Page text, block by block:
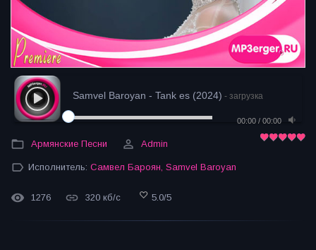
Samvel Baroyan - Tank es (2024) - загрузка
00:00 / 00:00
Армянские Песни Admin
Исполнитель: Самвел Бароян Samvel Baroyan
1276 320 кб/с 5.0/5